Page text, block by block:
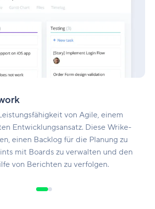
von Agile, einem
Entwicklungsansatz. Diese Wrike-
einen Backlog für die Planung zu
mit Boards zu verwalten und den
von Berichten zu verfolgen.